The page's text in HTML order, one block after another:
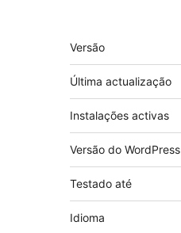
Metadados
Versão
Última actualização
Instalações activas
Versão do WordPress
Testado até
Idioma